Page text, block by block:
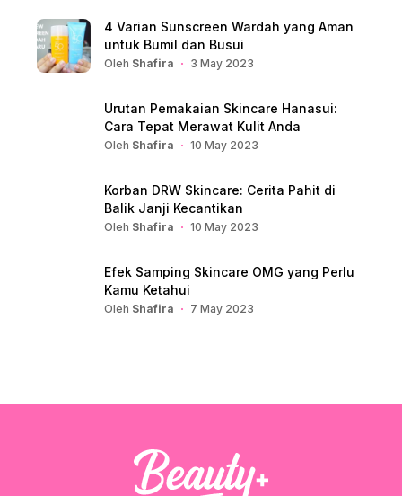
4 Varian Sunscreen Wardah yang Aman
untuk Bumil dan Busui
Oleh Shafira 3 May 2023
Urutan Pemakaian Skincare Hanasui:
Cara Tepat Merawat Kulit Anda
Oleh Shafira 10 May 2023
Korban DRW Skincare: Cerita Pahit di
Balik Janji Kecantikan
Oleh Shafira 10 May 2023
Efek Samping Skincare OMG yang Perlu
Kamu Ketahui
Oleh Shafira 7 May 2023